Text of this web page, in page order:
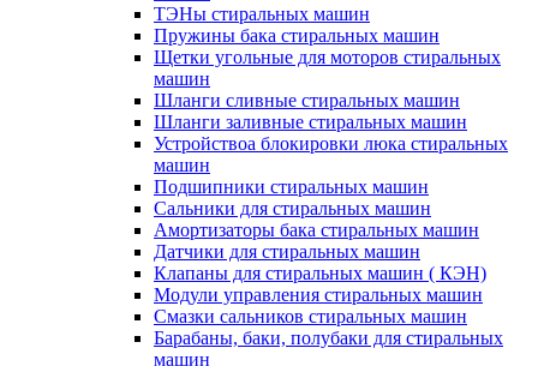
ТЭНы стиральных машин
Пружины бака стиральных машин
Щетки угольные для моторов стиральных
машин
Шланги сливные стиральных машин
Шланги заливные стиральных машин
Устройствоа блокировки люка стиральных
машин
Подшипники стиральных машин
Сальники для стиральных машин
Амортизаторы бака стиральных машин
Датчики для стиральных машин
Клапаны для стиральных машин ( КЭН)
Модули управления стиральных машин
Смазки сальников стиральных машин
Барабаны, баки, полубаки для стиральных
машин